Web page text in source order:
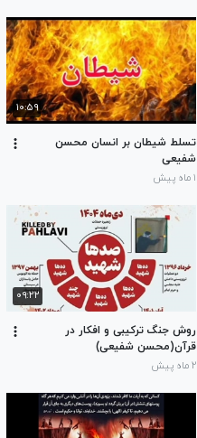
۱۰:۵۹
تسلط شیطان بر انسان محسن
شفیعی
۱ ماه پیش
۰۹:۲۲
روش جنگ ترکیبی و افکار در
قرآن(محسن شفیعی)
۲ ماه پیش